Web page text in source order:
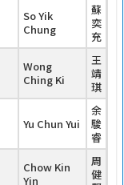
So Yik
Chung
蘇
奕
充
Wong
Ching Ki
王
靖
琪
Yu Chun Yui
余
駿
睿
Chow Kin
Yin
周
健